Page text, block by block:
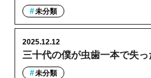
未分類
三十代の僕が虫歯一本で失っ
2025.12.12
未分類